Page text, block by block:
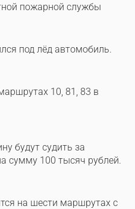
пожарной службы
под лёд автомобиль.
10, 81, 83 в
будут судить за
сумму 100 тысяч рублей.
на шести маршрутах с